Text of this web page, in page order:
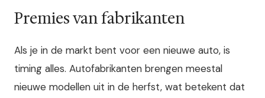
Premies van fabrikanten
Als je in de markt bent voor een nieuwe auto, is
timing alles. Autofabrikanten brengen meestal
nieuwe modellen uit in de herfst, wat betekent dat